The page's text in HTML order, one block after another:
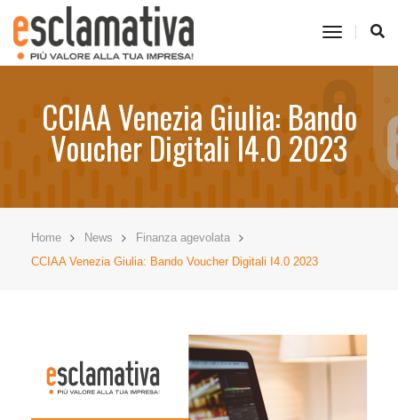
toggle
CCIAA Venezia Giulia: Bando
Voucher Digitali I4.0 2023
Home News
Finanza agevolata
CCIAA Venezia Giulia: Bando Voucher Digitali I4.0 2023